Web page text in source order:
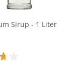
Sternen
Sirup - 1 Liter
Bewertung